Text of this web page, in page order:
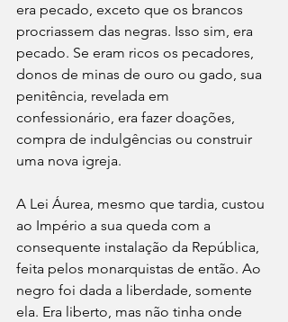
era pecado, exceto que os brancos
procriassem das negras. Isso sim, era
pecado. Se eram ricos os pecadores,
donos de minas de ouro ou gado, sua
penitência, revelada em
confessionário, era fazer doações,
compra de indulgências ou construir
uma nova igreja.
A Lei Áurea, mesmo que tardia, custou
ao Império a sua queda com a
consequente instalação da República,
feita pelos monarquistas de então. Ao
negro foi dada a liberdade, somente
ela. Era liberto, mas não tinha onde